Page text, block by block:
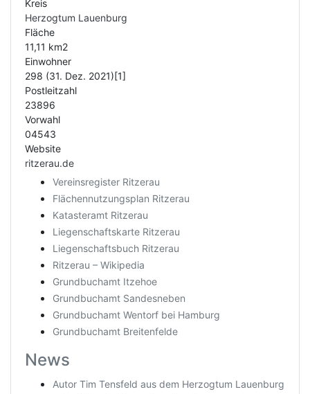
Kreis
Herzogtum Lauenburg
Fläche
11,11 km2
Einwohner
298 (31. Dez. 2021)[1]
Postleitzahl
23896
Vorwahl
04543
Website
ritzerau.de
Vereinsregister Ritzerau
Flächennutzungsplan Ritzerau
Katasteramt Ritzerau
Liegenschaftskarte Ritzerau
Liegenschaftsbuch Ritzerau
Ritzerau – Wikipedia
Grundbuchamt Itzehoe
Grundbuchamt Sandesneben
Grundbuchamt Wentorf bei Hamburg
Grundbuchamt Breitenfelde
News
Autor Tim Tensfeld aus dem Herzogtum Lauenburg